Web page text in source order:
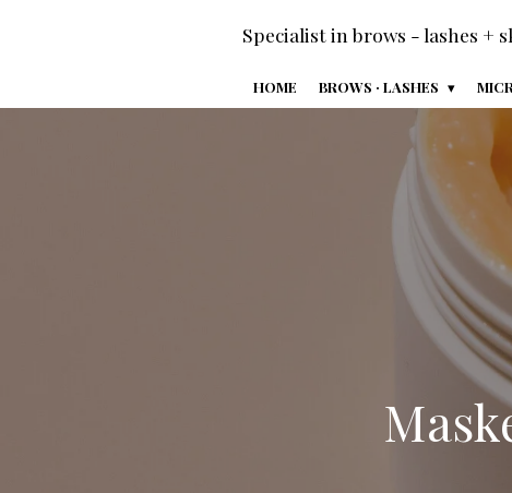
Specialist in brows - lashes +
HOME BROWS · LASHES